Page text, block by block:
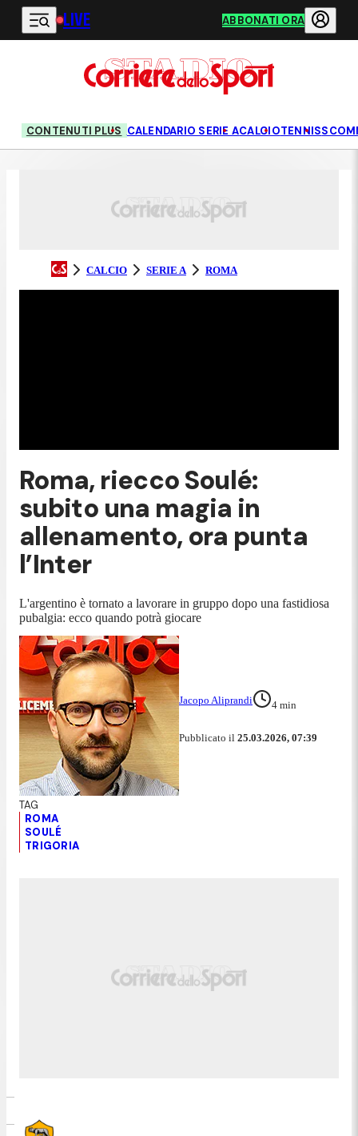
Vai al contenuto principale
LIVE ABBONATI ORA
CONTENUTI PLUS CALENDARIO SERIE ACALCIOTENNIS
CALCIO SERIE A ROMA
Roma, riecco Soulé:
subito una magia in
allenamento, ora punta
l’Inter
L'argentino è tornato a lavorare in gruppo dopo una fastidiosa
pubalgia: ecco quando potrà giocare
Jacopo Aliprandi 4 min
Pubblicato il 25.03.2026, 07:39
ROMA
SOULÉ
TRIGORIA